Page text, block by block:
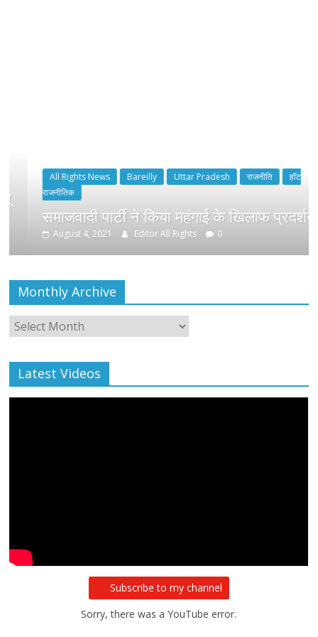
All Rights News Bareilly Uttar Pradesh राजनीति
हॉट
राजनीतिक
समाजवादी पार्टी ने किया महंगाई के खिलाफ प्रदर्शन
August 4, 2021 Editor All Rights
Monthly Archive
Monthly
Archive
Latest Videos
Subscribe to my channel
Sorry, there was a YouTube error.